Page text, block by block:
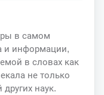
в самом
и информации,
в словах как
не только
наук.